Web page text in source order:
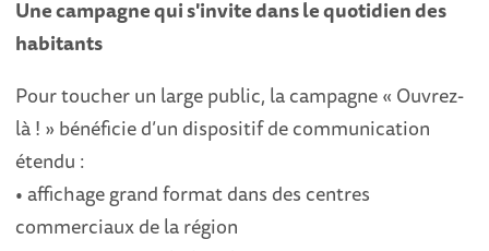
Une campagne qui s'invite dans le quotidien des
habitants
Pour toucher un large public, la campagne « Ouvrez-
là ! » bénéficie d’un dispositif de communication
étendu :
• affichage grand format dans des centres
commerciaux de la région